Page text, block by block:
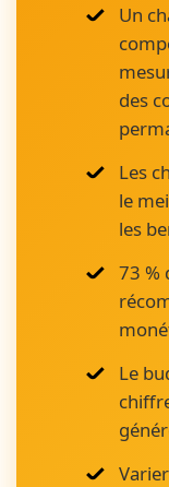
Un
des
Les
le
les
73 %
Le